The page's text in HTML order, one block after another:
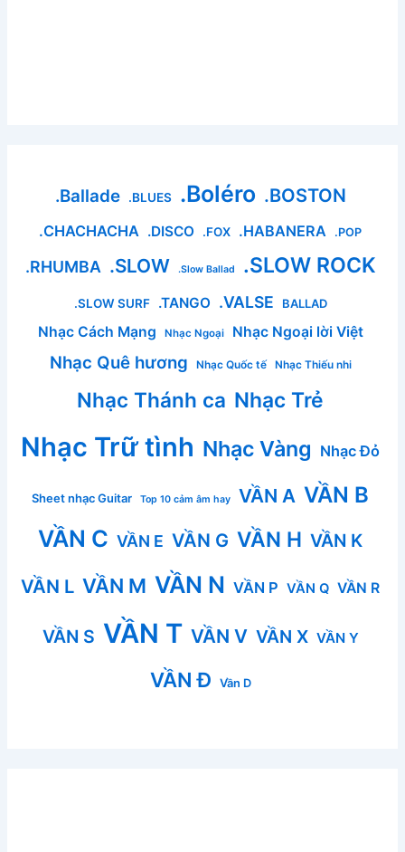
.Ballade .BLUES .Boléro .BOSTON
.CHACHACHA .DISCO .FOX .HABANERA .POP
.RHUMBA .SLOW .Slow Ballad .SLOW ROCK
.SLOW SURF .TANGO .VALSE BALLAD
Nhạc Cách Mạng Nhạc Ngoại Nhạc Ngoại lời Việt
Nhạc Quê hương Nhạc Quốc tế Nhạc Thiếu nhi
Nhạc Thánh ca Nhạc Trẻ
Nhạc Trữ tình Nhạc Vàng Nhạc Đỏ
Sheet nhạc Guitar Top 10 cảm âm hay VẦN A VẦN B
VẦN C VẦN E VẦN G VẦN H VẦN K
VẦN L VẦN M VẦN N VẦN P VẦN Q VẦN R
VẦN S VẦN T VẦN V VẦN X VẦN Y
VẦN Đ Vần D